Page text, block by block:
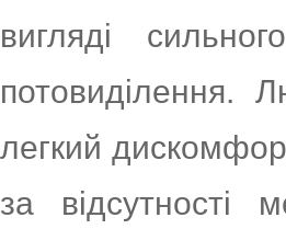
вигляді
потовиділення.
легкий
за відсутності